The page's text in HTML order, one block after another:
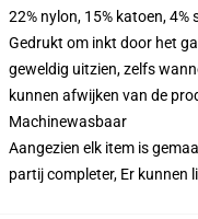
22% nylon, 15% katoen, 4%
Gedrukt om inkt door het
geweldig uitzien, zelfs
kunnen afwijken van de
Machinewasbaar
Aangezien elk item is
partij completer, Er kunnen